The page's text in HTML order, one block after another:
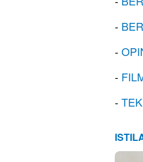
-
-
-
-